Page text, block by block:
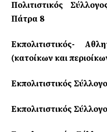
Πολιτιστικός
Πάτρα 8
Εκπολιτιστικός-
(κατοίκων και
Εκπολιτιστικός
Εκπολιτιστικός